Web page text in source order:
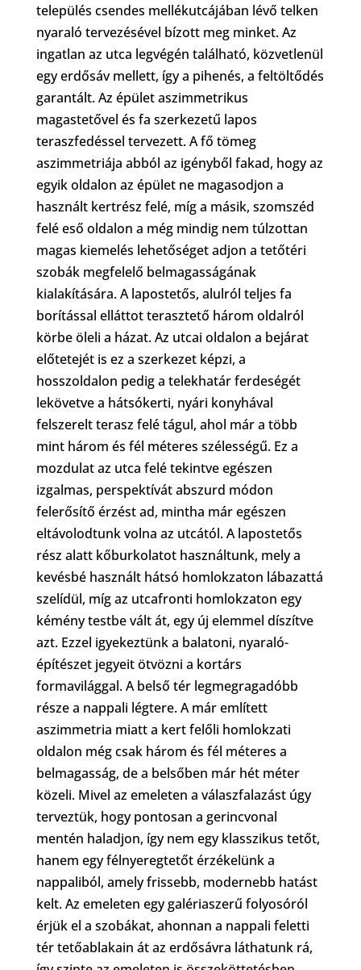
település csendes mellékutcájában lévő telken
nyaraló tervezésével bízott meg minket. Az
ingatlan az utca legvégén található, közvetlenül
egy erdősáv mellett, így a pihenés, a feltöltődés
garantált. Az épület aszimmetrikus
magastetővel és fa szerkezetű lapos
teraszfedéssel tervezett. A fő tömeg
aszimmetriája abból az igényből fakad, hogy az
egyik oldalon az épület ne magasodjon a
használt kertrész felé, míg a másik, szomszéd
felé eső oldalon a még mindig nem túlzottan
magas kiemelés lehetőséget adjon a tetőtéri
szobák megfelelő belmagasságának
kialakítására. A lapostetős, alulról teljes fa
borítással elláttot terasztető három oldalról
körbe öleli a házat. Az utcai oldalon a bejárat
előtetejét is ez a szerkezet képzi, a
hosszoldalon pedig a telekhatár ferdeségét
lekövetve a hátsókerti, nyári konyhával
felszerelt terasz felé tágul, ahol már a több
mint három és fél méteres szélességű. Ez a
mozdulat az utca felé tekintve egészen
izgalmas, perspektívát abszurd módon
felerősítő érzést ad, mintha már egészen
eltávolodtunk volna az utcától.A lapostetős
rész alatt kőburkolatot használtunk, mely a
kevésbé használt hátsó homlokzaton lábazattá
szelídül, míg az utcafronti homlokzaton egy
kémény testbe vált át, egy új elemmel díszítve
azt. Ezzel igyekeztünk a balatoni, nyaraló-
építészet jegyeit ötvözni a kortárs
formavilággal.A belső tér legmegragadóbb
része a nappali légtere. A már említett
aszimmetria miatt a kert felőli homlokzati
oldalon még csak három és fél méteres a
belmagasság, de a belsőben már hét méter
közeli. Mivel az emeleten a válaszfalazást úgy
terveztük, hogy pontosan a gerincvonal
mentén haladjon, így nem egy klasszikus tetőt,
hanem egy félnyeregtetőt érzékelünk a
nappaliból, amely frissebb, modernebb hatást
kelt. Az emeleten egy galériaszerű folyosóról
érjük el a szobákat, ahonnan a nappali feletti
tér tetőablakain át az erdősávra láthatunk rá,